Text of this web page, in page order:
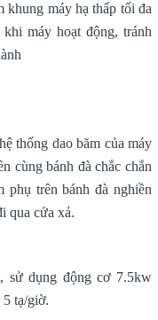
khung máy hạ thấp tối đa
máy hoạt động, tránh
thống dao băm của máy
cùng bánh đà chắc chắn
phụ trên bánh đà nghiền
qua cửa xả.
sử dụng động cơ 7.5kw
tạ/giờ.